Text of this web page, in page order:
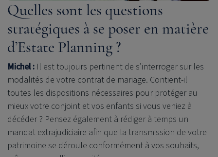
Quelles sont les questions
stratégiques à se poser en matière
d’Estate Planning ?
Michel : Il est toujours pertinent de s’interroger sur les
modalités de votre contrat de mariage. Contient-il
toutes les dispositions nécessaires pour protéger au
mieux votre conjoint et vos enfants si vous veniez à
décéder ? Pensez également à rédiger à temps un
mandat extrajudiciaire afin que la transmission de votre
patrimoine se déroule conformément à vos souhaits,